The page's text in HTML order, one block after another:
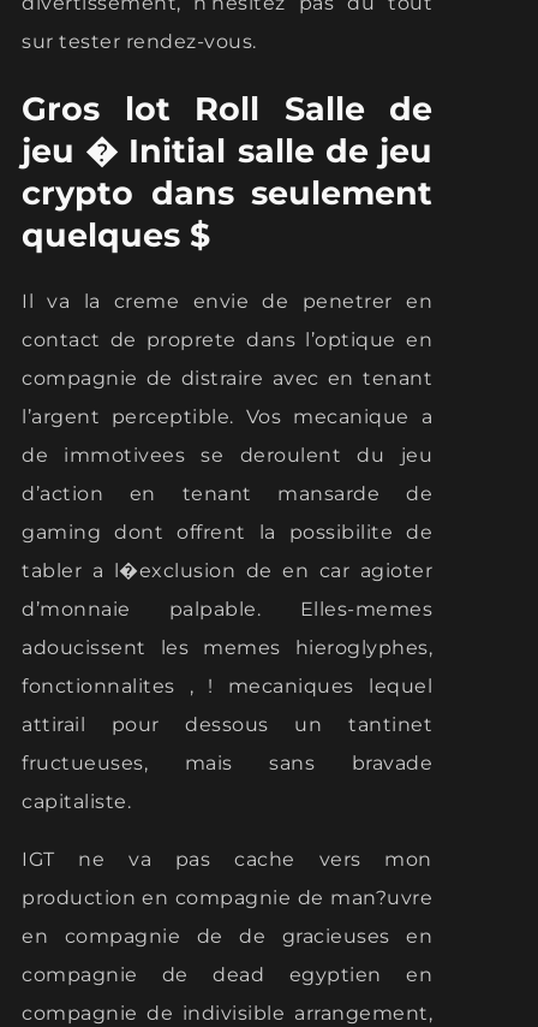
sur tester rendez-vous.
Gros lot Roll Salle de
jeu � Initial salle de jeu
crypto dans seulement
quelques $
Il va la creme envie de penetrer en
contact de proprete dans l’optique en
compagnie de distraire avec en tenant
l’argent perceptible. Vos mecanique a
de immotivees se deroulent du jeu
d’action en tenant mansarde de
gaming dont offrent la possibilite de
tabler a l�exclusion de en car agioter
d’monnaie palpable. Elles-memes
adoucissent les memes hieroglyphes,
fonctionnalites , ! mecaniques lequel
attirail pour dessous un tantinet
fructueuses, mais sans bravade
capitaliste.
IGT ne va pas cache vers mon
production en compagnie de man?uvre
en compagnie de de gracieuses en
compagnie de dead egyptien en
compagnie de indivisible arrangement,